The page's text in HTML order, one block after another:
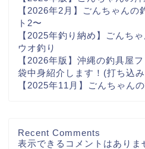
【2026年2月】ごんちゃん
ト2〜
【2025年釣り納め】ごんち
ウオ釣り
【2026年版】沖縄の釣具屋
袋中身紹介します！(打ち込
【2025年11月】ごんちゃん
Recent Comments
表示できるコメントはありま